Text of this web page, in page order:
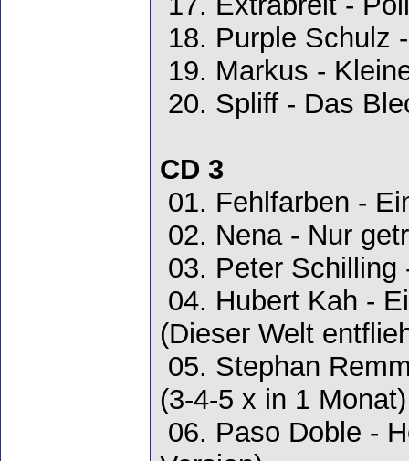
18. Purple Schulz
19. Markus -
20. Spliff - Das
CD 3
01. Fehlfarben -
02. Nena - Nur
03. Peter Schilling
04. Hubert Kah -
(Dieser Welt
05. Stephan
(3-4-5 x in 1 Monat)
06. Paso Doble -